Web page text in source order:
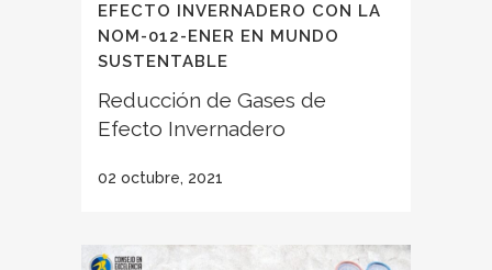
EFECTO INVERNADERO CON LA
NOM-012-ENER EN MUNDO
SUSTENTABLE
Reducción de Gases de
Efecto Invernadero
02 octubre, 2021